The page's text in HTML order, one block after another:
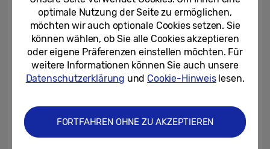
2020
22.10.2020
Samsung Electronics belegt
Platz 6 bei den Best Global
Brands 2019 von Interbrand
Samsung Electronics steigert
Markenwert im Interbrand-
optimale Nutzung der Seite zu ermöglichen,
möchten wir auch optionale Cookies setzen. Sie
können wählen, ob Sie alle Cookies akzeptieren
oder eigene Präferenzen einstellen möchten. Für
weitere Informationen können Sie auch unsere
Datenschutzerklärung und Cookie-Hinweislesen.
FORTFAHREN OHNE ZU AKZEPTIEREN